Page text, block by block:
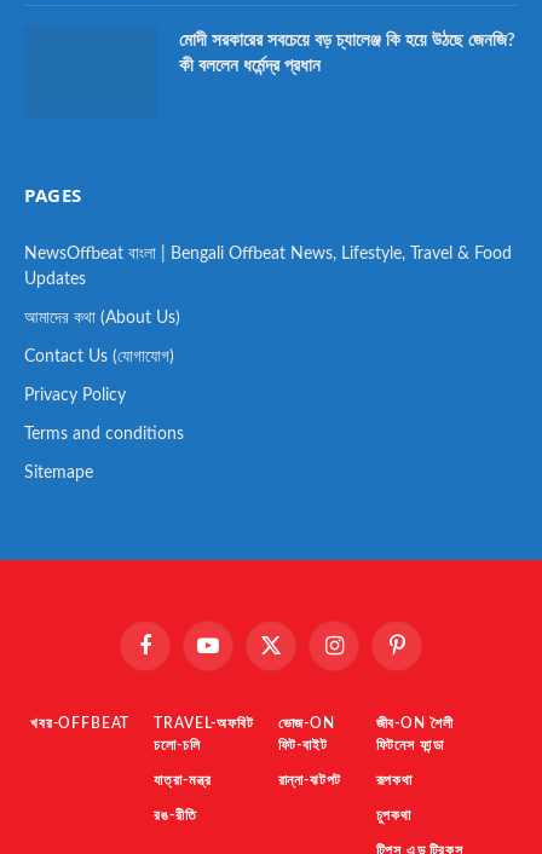
মোদী সরকারের সবচেয়ে বড় চ্যালেঞ্জ কি হয়ে উঠছে জেনজি?
কী বললেন ধর্মেন্দ্র প্রধান
PAGES
NewsOffbeat বাংলা | Bengali Offbeat News, Lifestyle, Travel & Food
Updates
আমাদের কথা (About Us)
Contact Us (যোগাযোগ)
Privacy Policy
Terms and conditions
Sitemape
FacebookYouTube X
InstagramPinterest
খবর-OFFBEAT
TRAVEL-অফবিট
চলো-চলি
যাত্রা-মন্ত্র
রঙ-রীতি
ভোজ-ON
ফিট-বাইট
রান্না-ঝটপট
জীব-ON শৈলী
ফিটনেস ফান্ডা
রূপকথা
চুপকথা
টিপস এন্ড ট্রিকস